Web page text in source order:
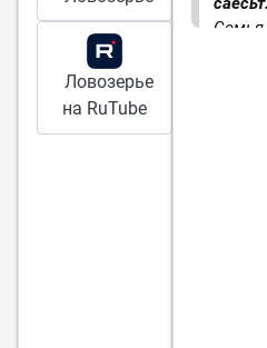
Ловозерье
на RuTube
Семья